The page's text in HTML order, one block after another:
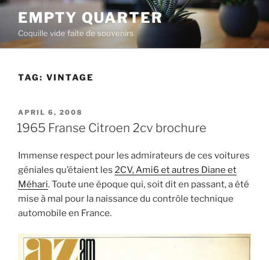
Skip
content
EMPTY QUARTER
Coquille vide faite de souvenirs
TAG: VINTAGE
POSTED
ON
APRIL 6, 2008
1965 Franse Citroen 2cv brochure
Immense respect pour les admirateurs de ces voitures
géniales qu’étaient les 2CV, Ami6 et autres Diane et
Méhari. Toute une époque qui, soit dit en passant, a été
mise à mal pour la naissance du contrôle technique
automobile en France.